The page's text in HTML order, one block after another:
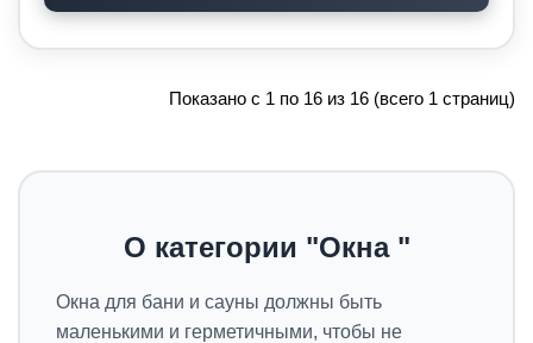
Показано с 1 по 16 из 16 (всего 1 страниц)
О категории "Окна "
Окна для бани и сауны должны быть
маленькими и герметичными, чтобы не